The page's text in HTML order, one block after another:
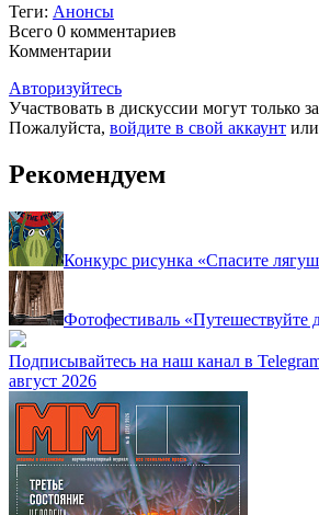
Теги: Анонсы
Всего 0 комментариев
Комментарии
Авторизуйтесь
Участвовать в дискуссии могут только
Пожалуйста, войдите в свой аккаунт или
Рекомендуем
Конкурс рисунка «Спасите
Фотофестиваль «Путешествуйте
Подписывайтесь на наш канал в
август 2026